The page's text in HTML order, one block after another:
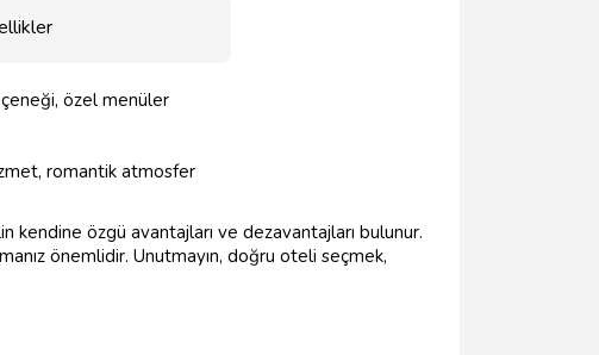
özel menüler
romantik atmosfer
kendine özgü avantajları ve dezavantajları bulunur.
önemlidir. Unutmayın, doğru oteli seçmek,